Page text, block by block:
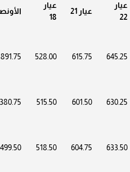
عيار
22
عيار 21
عيار
18
645.25
615.75
528.00
630.25
601.50
515.50
633.50
604.75
518.50